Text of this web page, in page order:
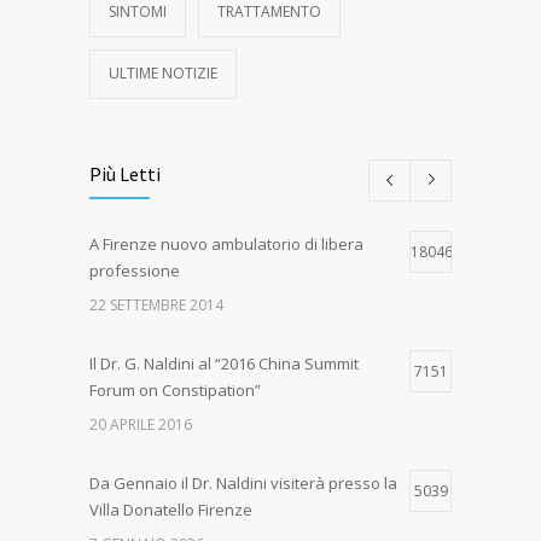
SINTOMI TRATTAMENTO
ULTIME NOTIZIE
Più Letti
A Firenze nuovo ambulatorio di libera
professione
18046
22 SETTEMBRE 2014
Il Dr. G. Naldini al “2016 China Summit
Forum on Constipation”
7151
20 APRILE 2016
Da Gennaio il Dr. Naldini visiterà presso la
Villa Donatello Firenze
5039